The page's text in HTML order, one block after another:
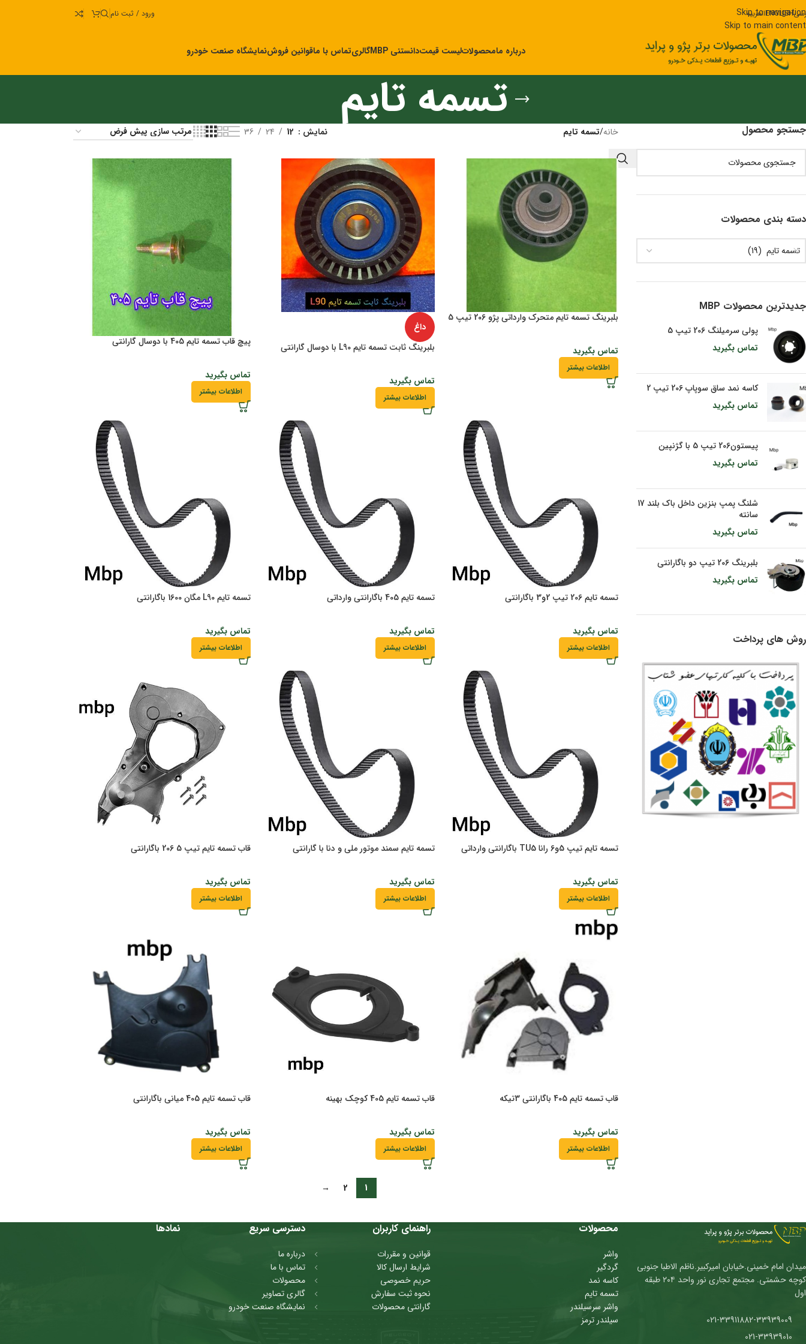
Skip to navigation
Skip to main content
ENGLISHالعربیه ورود / ثبت نام
درباره مامحصولاتلیست قیمتدانستنی MBP گالریتماس با ماقوانین فروشنمایشگاه صنعت خودرو
تسمه تایم جستجو محصول
دسته‌ بندی محصولات
تسمه تایم (19)
جدیدترین محصولات MBP
پولی سرمیلنگ 206 تیپ 5
تماس بگیرید
کاسه نمد ساق سوپاپ 206 تیپ 2
تماس بگیرید
پیستون206 تیپ 5 با گژنپین
تماس بگیرید
شلنگ پمپ بنزین داخل باک بلند 17
سانته
تماس بگیرید
بلبرینگ 206 تیپ دو باگارانتی
تماس بگیرید
روش های پرداخت
خانه/تسمه تایم نمایش 12
24
36
بلبرینگ تسمه تایم متحرک وارداتی پژو 206 تیپ 5
تماس بگیرید
اطلاعات بیشتر
داغ
بلبرینگ ثابت تسمه تایم L90 با دوسال گارانتی
تماس بگیرید
اطلاعات بیشتر
پیچ قاب تسمه تایم 405 با دوسال گارانتی
تماس بگیرید
اطلاعات بیشتر
تسمه تایم 206 تیپ 2و3 باگارانتی
تماس بگیرید
اطلاعات بیشتر
تسمه تایم 405 باگارانتی وارداتی
تماس بگیرید
اطلاعات بیشتر
تسمه تایم L90 مگان 1600 باگارانتی
تماس بگیرید
اطلاعات بیشتر
تسمه تایم تیپ 5و6 رانا TU5 باگارانتی وارداتی
تماس بگیرید
اطلاعات بیشتر
تسمه تایم سمند موتور ملی و دنا با گارانتی
تماس بگیرید
اطلاعات بیشتر
قاب تسمه تایم تیپ 5 206 باگارانتی
تماس بگیرید
اطلاعات بیشتر
قاب تسمه تایم 405 باگارانتی 3تیکه
تماس بگیرید
اطلاعات بیشتر
قاب تسمه تایم 405 کوچک بهینه
تماس بگیرید
اطلاعات بیشتر
قاب تسمه تایم 405 میانی باگارانتی
تماس بگیرید
اطلاعات بیشتر
1
2
→
میدان امام خمینی.خیابان امیرکبیر.ناظم الاطبا جنوبی
کوچه حشمتی. مجتمع تجاری نور واحد ۲۰۴ طبقه
اول
محصولات
واشر
گردگیر
کاسه نمد
تسمه تایم
واشر سرسیلندر
سیلندر ترمز
راهنمای کاربران
قوانین و مقررات
شرایط ارسال کالا
حریم خصوصی
نحوه ثبت سفارش
گارانتی محصولات
دسترسی سریع
درباره ما
تماس با ما
محصولات
گالری تصاویر
نمایشگاه صنعت خودرو
نمادها